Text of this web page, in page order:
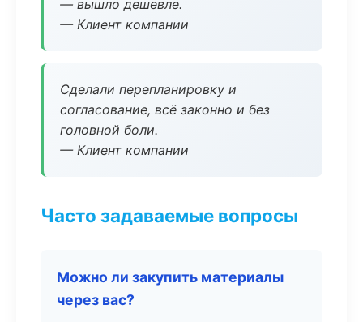
— вышло дешевле.
— Клиент компании
Сделали перепланировку и
согласование, всё законно и без
головной боли.
— Клиент компании
Часто задаваемые вопросы
Можно ли закупить материалы
через вас?